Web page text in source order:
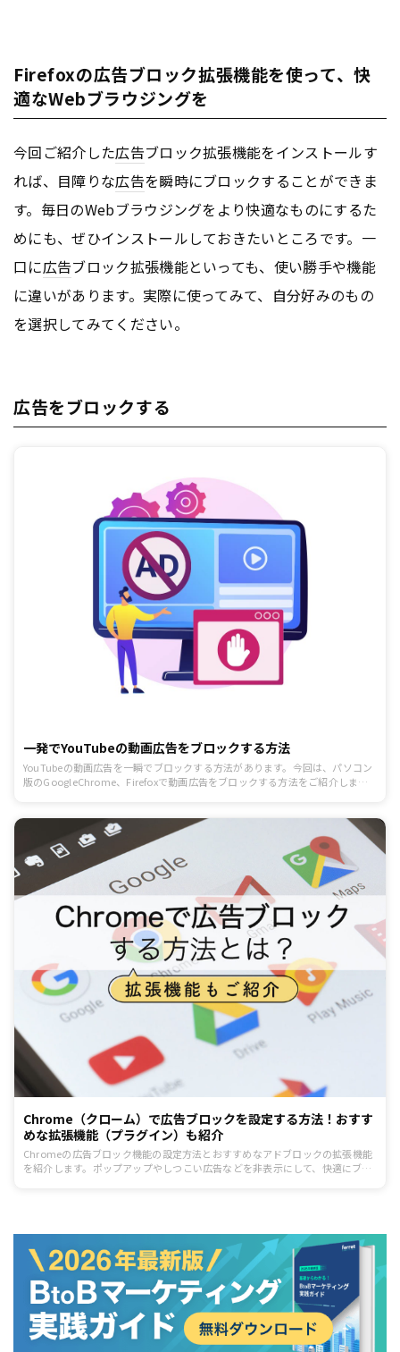
Firefoxの広告ブロック拡張機能を使って、快
適なWebブラウジングを
今回ご紹介した広告ブロック拡張機能をインストールす
れば、目障りな広告を瞬時にブロックすることができま
す。毎日のWebブラウジングをより快適なものにするた
めにも、ぜひインストールしておきたいところです。一
口に広告ブロック拡張機能といっても、使い勝手や機能
に違いがあります。実際に使ってみて、自分好みのもの
を選択してみてください。
広告をブロックする
一発でYouTubeの動画広告をブロックする方法
YouTubeの動画広告を一瞬でブロックする方法があります。今回は、パソコン
版のGoogleChrome、Firefoxで動画広告をブロックする方法をご紹介しま
Chrome（クローム）で広告ブロックを設定する方法！おすす
めな拡張機能（プラグイン）も紹介
Chromeの広告ブロック機能の設定方法とおすすめなアドブロックの拡張機能
を紹介します。ポップアップやしつこい広告などを非表示にして、快適にブラ